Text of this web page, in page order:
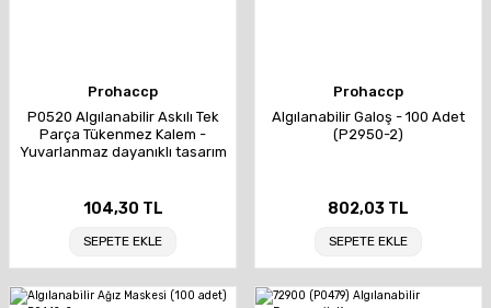
Prohaccp
P0520 Algılanabilir Askılı Tek
Parça Tükenmez Kalem -
Yuvarlanmaz dayanıklı tasarım
104,30 TL
SEPETE EKLE
Prohaccp
Algılanabilir Galoş - 100 Adet
(P2950-2)
802,03 TL
SEPETE EKLE